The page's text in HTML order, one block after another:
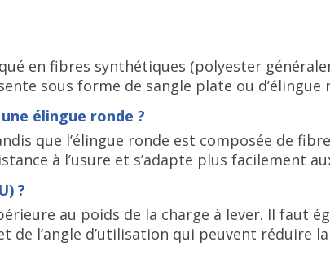
en fibres synthétiques (polyester
sous forme de sangle plate ou d’élingue
élingue ronde ?
que l’élingue ronde est composée de
à l’usure et s’adapte plus facilement
?
au poids de la charge à lever. Il faut
de l’angle d’utilisation qui peuvent réduire